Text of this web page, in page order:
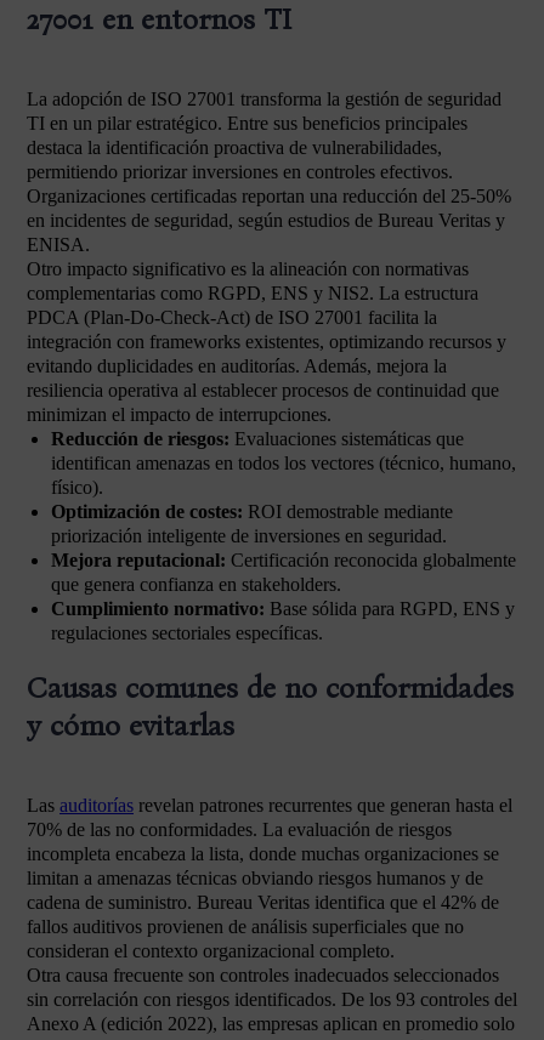
27001 en entornos TI
La adopción de ISO 27001 transforma la gestión de seguridad
TI en un pilar estratégico. Entre sus beneficios principales
destaca la identificación proactiva de vulnerabilidades,
permitiendo priorizar inversiones en controles efectivos.
Organizaciones certificadas reportan una reducción del 25-50%
en incidentes de seguridad, según estudios de Bureau Veritas y
ENISA.
Otro impacto significativo es la alineación con normativas
complementarias como RGPD, ENS y NIS2. La estructura
PDCA (Plan-Do-Check-Act) de ISO 27001 facilita la
integración con frameworks existentes, optimizando recursos y
evitando duplicidades en auditorías. Además, mejora la
resiliencia operativa al establecer procesos de continuidad que
minimizan el impacto de interrupciones.
Reducción de riesgos: Evaluaciones sistemáticas que
identifican amenazas en todos los vectores (técnico, humano,
físico).
Optimización de costes: ROI demostrable mediante
priorización inteligente de inversiones en seguridad.
Mejora reputacional: Certificación reconocida globalmente
que genera confianza en stakeholders.
Cumplimiento normativo: Base sólida para RGPD, ENS y
regulaciones sectoriales específicas.
Causas comunes de no conformidades
y cómo evitarlas
Las auditorías revelan patrones recurrentes que generan hasta el
70% de las no conformidades. La evaluación de riesgos
incompleta encabeza la lista, donde muchas organizaciones se
limitan a amenazas técnicas obviando riesgos humanos y de
cadena de suministro. Bureau Veritas identifica que el 42% de
fallos auditivos provienen de análisis superficiales que no
consideran el contexto organizacional completo.
Otra causa frecuente son controles inadecuados seleccionados
sin correlación con riesgos identificados. De los 93 controles del
Anexo A (edición 2022), las empresas aplican en promedio solo